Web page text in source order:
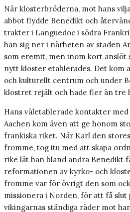
När klosterbröderna, mot hans
abbot flydde Benedikt och
trakter i Languedoc i södra
han sig ner i närheten av staden
som eremit, men inom kort anslöt
nytt kloster etablerades. Det kom
och kulturellt centrum och under
klostret rejält och hade fler än tre
Hans väletablerade kontakter
Aachen kom även att ge honom
frankiska riket. När Karl den
fromme, tog itu med att skapa
rike lät han bland andra Benedikt
reformationen av kyrko- och
fromme var för övrigt den som
missionera i Norden, för att få slut
vikingarnas ständiga räder mot